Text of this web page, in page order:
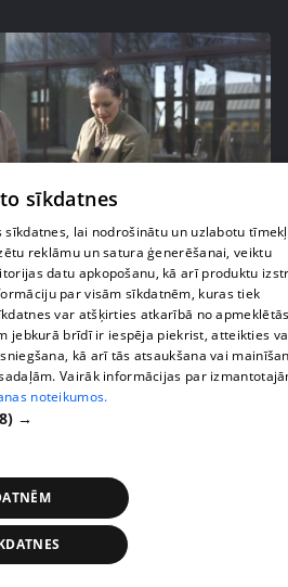
00:06:24
ievērot veselīga
sīkdatnes
lai nodrošinātu un uzlabotu
reklāmu un satura ģenerēšanai, veiktu
datu apkopošanu, kā arī produktu
par visām sīkdatnēm, kuras tiek
var atšķirties atkarībā no
jebkurā brīdī ir iespēja piekrist, atteikties
kā arī tās atsaukšana vai
Vairāk informācijas par
noteikumos.
→